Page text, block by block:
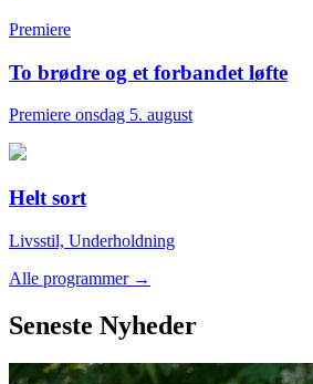
Premiere
To brødre og et forbandet løfte
Premiere onsdag 5. august
Helt sort
Livsstil, Underholdning
Alle programmer →
Seneste Nyheder